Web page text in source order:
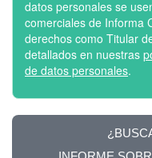
datos personales se
comerciales de Informa
derechos como Titular
detallados en nuestras
de datos personales.